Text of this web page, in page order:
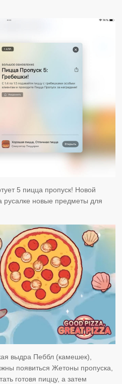
5 пицца пропуск! Новой
русалке новые предметы для
выдра Пеббл (камешек),
появиться Жетоны пропуска,
готовя пиццу, а затем